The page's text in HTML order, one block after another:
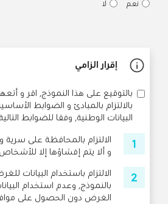
نعم لا
إقرار الزامي
بالتوقيع على هذا النموذج, اقر و
بالالتزام بالمبادئ و الضوابط
البيانات الوطنية, وفقا للضوابط
الالتزام بالمحافظة على
و ألا يتم إفشاؤها إلا
الالتزام باستخدام البيانات
بالنموذج, وعدم استخدام
الغرض دون الحصول على